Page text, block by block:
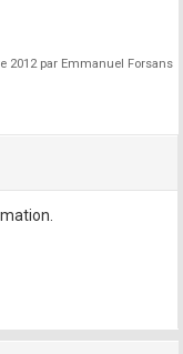
2012 par Emmanuel Forsans